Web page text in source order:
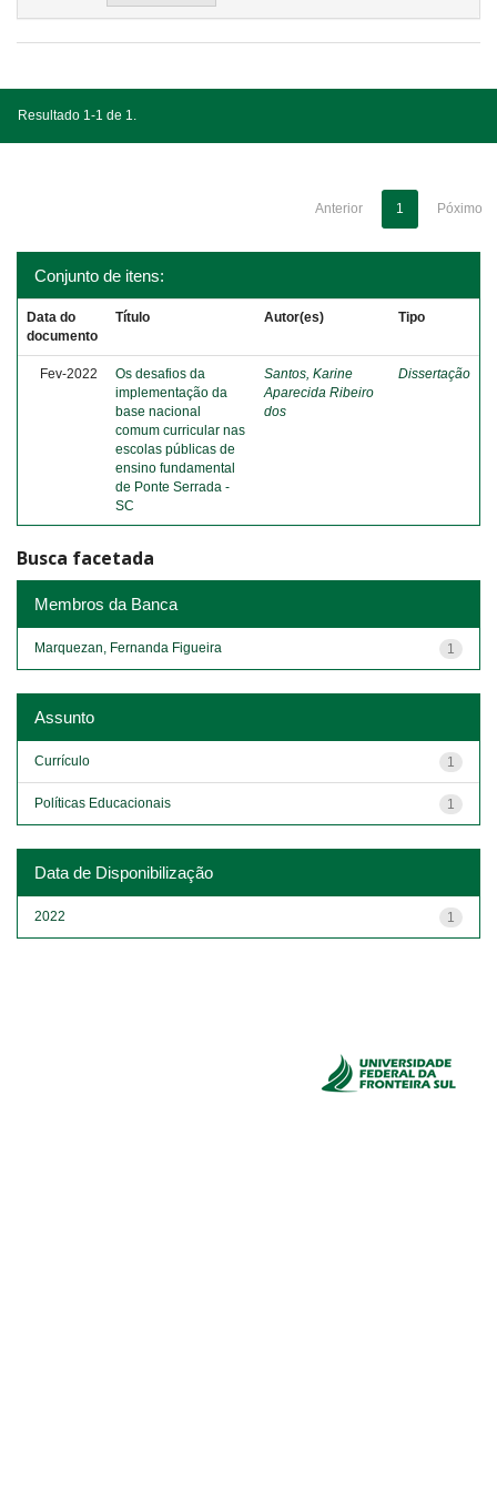
Resultado 1-1 de 1.
Anterior 1 Póximo
Conjunto de itens:
Data do
documento
Título Autor(es) Tipo
Fev-2022
Os desafios da
implementação da
base nacional
comum curricular nas
escolas públicas de
ensino fundamental
de Ponte Serrada -
SC
Santos, Karine
Aparecida Ribeiro
dos
Dissertação
Busca facetada
Membros da Banca
1
Marquezan, Fernanda Figueira
Assunto
1
Currículo
1
Políticas Educacionais
Data de Disponibilização
1
2022